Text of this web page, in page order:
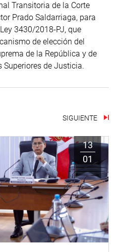
Transitoria de la Corte
Prado Saldarriaga, para
3430/2018-PJ, que
de elección del
de la República y de
Superiores de Justicia.
SIGUIENTE
13
01